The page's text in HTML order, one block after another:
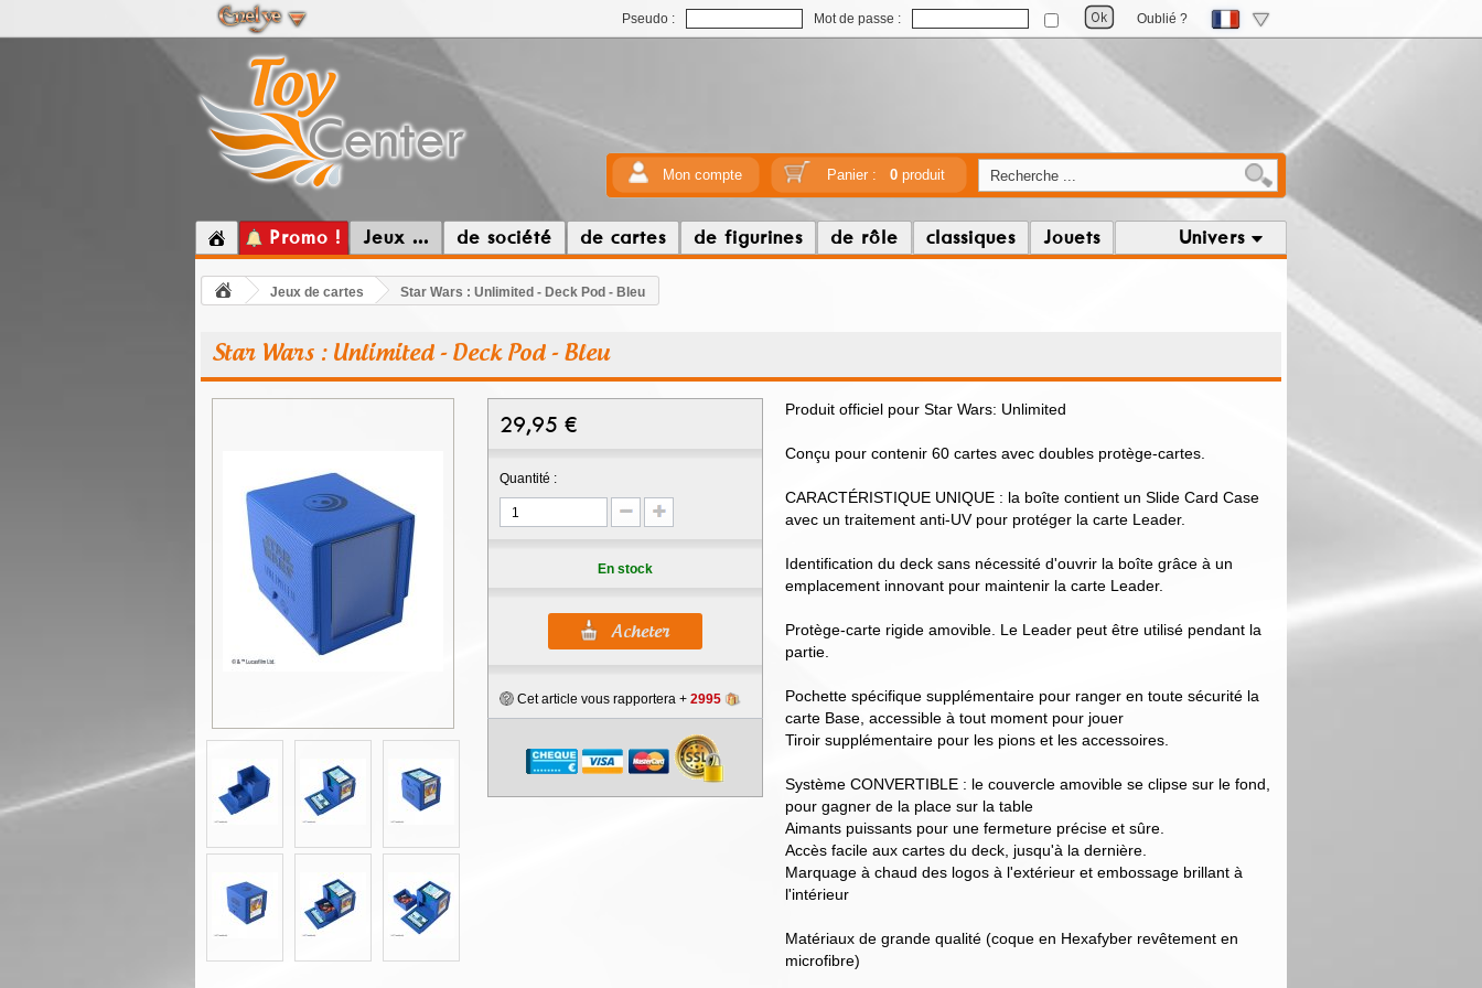
Pseudo : Mot de passe : Oublié ?
Mon compte Panier : 0produit
Promo ! Jeux ... de société de cartes de figurines de rôle classiques Jouets Univers
Jeux de cartes Star Wars : Unlimited - Deck Pod - Bleu
Star Wars : Unlimited - Deck Pod - Bleu
29,95 €
Quantité :
En stock
Cet article vous rapportera + 2995
Produit officiel pour Star Wars: Unlimited
Conçu pour contenir 60 cartes avec doubles protège-cartes.
CARACTÉRISTIQUE UNIQUE : la boîte contient un Slide Card Case
avec un traitement anti-UV pour protéger la carte Leader.
Identification du deck sans nécessité d'ouvrir la boîte grâce à un
emplacement innovant pour maintenir la carte Leader.
Protège-carte rigide amovible. Le Leader peut être utilisé pendant la
partie.
Pochette spécifique supplémentaire pour ranger en toute sécurité la
carte Base, accessible à tout moment pour jouer
Tiroir supplémentaire pour les pions et les accessoires.
Système CONVERTIBLE : le couvercle amovible se clipse sur le fond,
pour gagner de la place sur la table
Aimants puissants pour une fermeture précise et sûre.
Accès facile aux cartes du deck, jusqu'à la dernière.
Marquage à chaud des logos à l'extérieur et embossage brillant à
l'intérieur
Matériaux de grande qualité (coque en Hexafyber revêtement en
microfibre)